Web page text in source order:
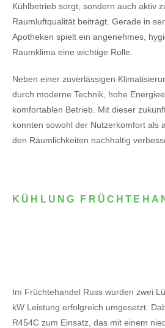
Kühlbetrieb sorgt, sondern auch aktiv
Raumluftqualität beiträgt. Gerade in
Apotheken spielt ein angenehmes,
Raumklima eine wichtige Rolle.
Neben einer zuverlässigen
durch moderne Technik, hohe
komfortablen Betrieb. Mit dieser
konnten sowohl der Nutzerkomfort als
den Räumlichkeiten nachhaltig
KÜHLUNG
Im Früchtehandel Russ wurden zwei
kW Leistung erfolgreich umgesetzt.
R454C zum Einsatz, das mit einem